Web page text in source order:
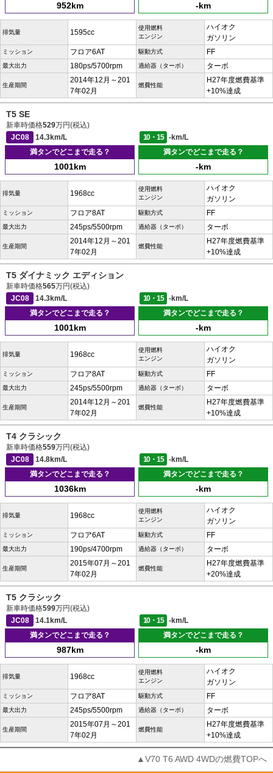
952km -km
排気量 1595cc
使用燃料
エンジン
ハイオク
ガソリン
ミッション フロア6AT 駆動方式 FF
最大出力 180ps/5700rpm 過給器（ターボ） ターボ
生産期間
2014年12月～201
7年02月
燃費性能
H27年度燃費基準
+10%達成
T5 SE
新車時価格529万円(税込)
JC08
14.3km/L 10・15
-km/L
満タンでどこまで走る？
1001km
満タンでどこまで走る？
-km
排気量 1968cc
使用燃料
エンジン
ハイオク
ガソリン
ミッション フロア8AT 駆動方式 FF
最大出力 245ps/5500rpm 過給器（ターボ） ターボ
生産期間
2014年12月～201
7年02月
燃費性能
H27年度燃費基準
+10%達成
T5 ダイナミック エディション
新車時価格565万円(税込)
JC08
14.3km/L 10・15
-km/L
満タンでどこまで走る？
1001km
満タンでどこまで走る？
-km
排気量 1968cc
使用燃料
エンジン
ハイオク
ガソリン
ミッション フロア8AT 駆動方式 FF
最大出力 245ps/5500rpm 過給器（ターボ） ターボ
生産期間
2014年12月～201
7年02月
燃費性能
H27年度燃費基準
+10%達成
T4 クラシック
新車時価格559万円(税込)
JC08
14.8km/L 10・15
-km/L
満タンでどこまで走る？
1036km
満タンでどこまで走る？
-km
排気量 1968cc
使用燃料
エンジン
ハイオク
ガソリン
ミッション フロア6AT 駆動方式 FF
最大出力 190ps/4700rpm 過給器（ターボ） ターボ
生産期間
2015年07月～201
7年02月
燃費性能
H27年度燃費基準
+20%達成
T5 クラシック
新車時価格599万円(税込)
JC08
14.1km/L 10・15
-km/L
満タンでどこまで走る？
987km
満タンでどこまで走る？
-km
排気量 1968cc
使用燃料
エンジン
ハイオク
ガソリン
ミッション フロア8AT 駆動方式 FF
最大出力 245ps/5500rpm 過給器（ターボ） ターボ
生産期間
2015年07月～201
7年02月
燃費性能
H27年度燃費基準
+10%達成
▲V70 T6 AWD 4WDの燃費TOPへ